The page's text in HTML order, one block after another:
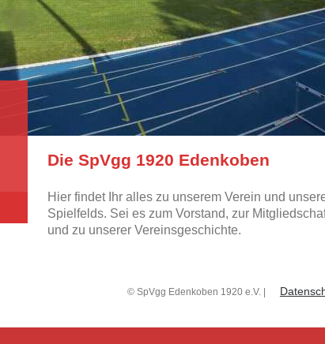
Die SpVgg 1920 Edenkoben
Hier findet Ihr alles zu unserem Verein und
Spielfelds. Sei es zum Vorstand, zur
und zu unserer Vereinsgeschichte.
© SpVgg Edenkoben 1920 e.V. |